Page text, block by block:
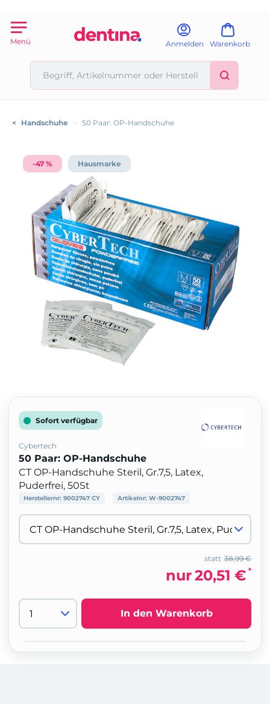
Menü Anmelden Warenkorb
< Handschuhe > 50 Paar: OP-Handschuhe
-47 % Hausmarke
Sofort verfügbar
Cybertech
50 Paar: OP-Handschuhe
CT OP-Handschuhe Steril, Gr.7,5, Latex,
Puderfrei, 50St
Herstellernr: 9002747 CY Artikelnr: W-9002747
38,99 €
statt
nur20,51 € *
In den Warenkorb